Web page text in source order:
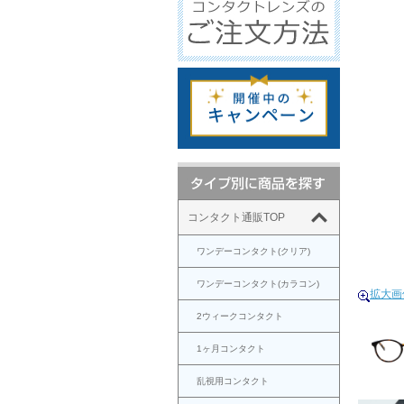
コンタクト通販TOP
ワンデーコンタクト(クリア)
ワンデーコンタクト(カラコン)
2ウィークコンタクト
1ヶ月コンタクト
乱視用コンタクト
拡大